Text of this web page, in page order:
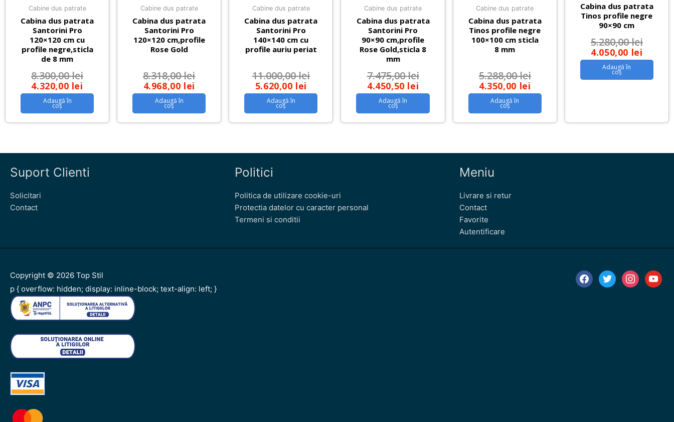
Cabine dus patrate
Cabina dus patrata
Santorini Pro
120×120 cm cu
profile negre,sticla
de 8 mm
8.300,00lei
4.320,00 lei
Adaugă în
coș
Cabine dus patrate
Cabina dus patrata
Santorini Pro
120×120 cm,profile
Rose Gold
8.318,00lei
4.968,00 lei
Adaugă în
coș
Cabine dus patrate
Cabina dus patrata
Santorini Pro
140×140 cm cu
profile auriu periat
11.000,00lei
5.620,00 lei
Adaugă în
coș
Cabine dus patrate
Cabina dus patrata
Santorini Pro
90×90 cm,profile
Rose Gold,sticla 8
mm
7.475,00lei
4.450,50 lei
Adaugă în
coș
Cabine dus patrate
Cabina dus patrata
Tinos profile negre
100×100 cm sticla
8 mm
5.288,00lei
4.350,00 lei
Adaugă în
coș
Cabina dus patrata
Tinos profile negre
90×90 cm
5.280,00lei
4.050,00 lei
Adaugă în
coș
Suport Clienti
Solicitari
Contact
Politici
Politica de utilizare cookie-uri
Protectia datelor cu caracter personal
Termeni si conditii
Meniu
Livrare si retur
Contact
Favorite
Autentificare
Copyright © 2026 Top Stil
p { overflow: hidden; display: inline-block; text-align: left; }
facebooktwitter instagramyoutube